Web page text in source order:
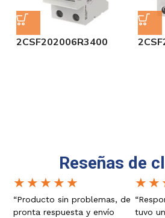
2CSF202006R3400
Reseñas de
★ ★ ★ ★ ★
“Producto sin problemas, de
pronta respuesta y envío
★ ★
tuvo